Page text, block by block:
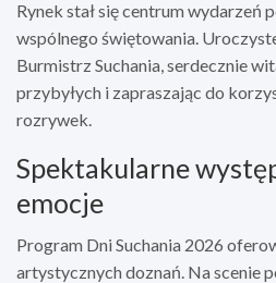
Rynek stał się centrum wydarzeń
wspólnego świętowania.
Burmistrz Suchania, serdecznie
przybyłych i zapraszając do
rozrywek.
Spektakularne
emocje
Program Dni Suchania 2026
artystycznych doznań. Na scenie